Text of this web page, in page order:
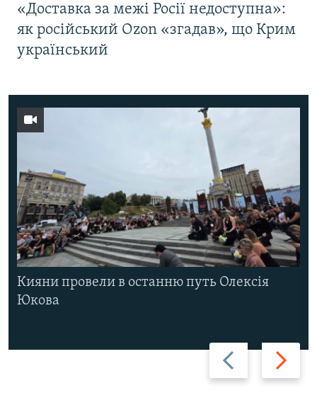
«Доставка за межі Росії недоступна»:
як російський Ozon «згадав», що Крим
український
Назад Вперед
Кияни провели в останню путь Олексія
Юкова